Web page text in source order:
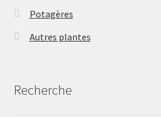
Potagères
Autres plantes
Recherche